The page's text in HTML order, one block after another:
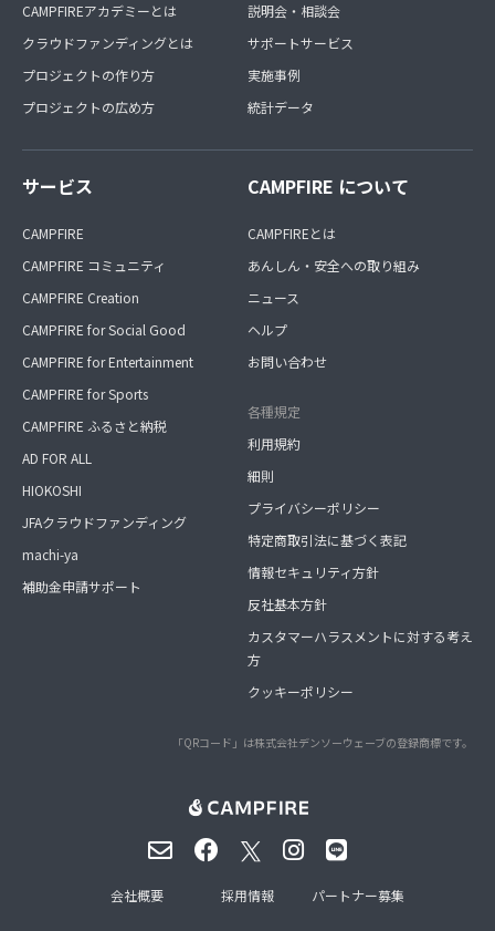
CAMPFIREアカデミーとは
クラウドファンディングとは
プロジェクトの作り方
プロジェクトの広め方
説明会・相談会
サポートサービス
実施事例
統計データ
サービス
CAMPFIRE
CAMPFIRE コミュニティ
CAMPFIRE Creation
CAMPFIRE for Social Good
CAMPFIRE for Entertainment
CAMPFIRE for Sports
CAMPFIRE ふるさと納税
AD FOR ALL
HIOKOSHI
JFAクラウドファンディング
machi-ya
補助金申請サポート
CAMPFIRE について
CAMPFIREとは
あんしん・安全への取り組み
ニュース
ヘルプ
お問い合わせ
各種規定
利用規約
細則
プライバシーポリシー
特定商取引法に基づく表記
情報セキュリティ方針
反社基本方針
カスタマーハラスメントに対する考え
方
クッキーポリシー
「QRコード」は株式会社デンソーウェーブの登録商標です。
会社概要 採用情報 パートナー募集